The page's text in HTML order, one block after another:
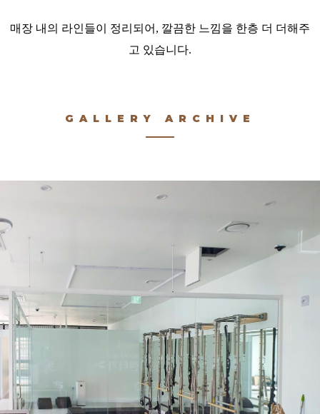
매장 내의 라인들이 정리되어, 깔끔한 느낌을 한층 더 더해주
고 있습니다.
GALLERY ARCHIVE